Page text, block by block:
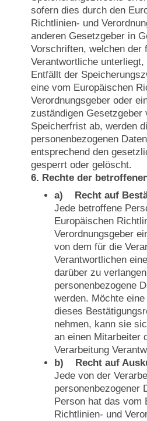
sofern dies durch den
Richtlinien- und
anderen Gesetzgeber in
Vorschriften, welchen der
Verantwortliche
Entfällt der
eine vom Europäischen
Verordnungsgeber oder
zuständigen Gesetzgeber
Speicherfrist ab, werden
personenbezogenen
entsprechend den
gesperrt oder gelöscht.
6. Rechte der
a) Recht auf
Jede betroffene
Europäischen
Verordnungsgeber
von dem für die
Verantwortlichen
darüber zu
personenbezogene
werden. Möchte
dieses
nehmen, kann sie
an einen Mitarbeiter
Verarbeitung
b) Recht auf
Jede von der
personenbezogener
Person hat das vom
Richtlinien- und